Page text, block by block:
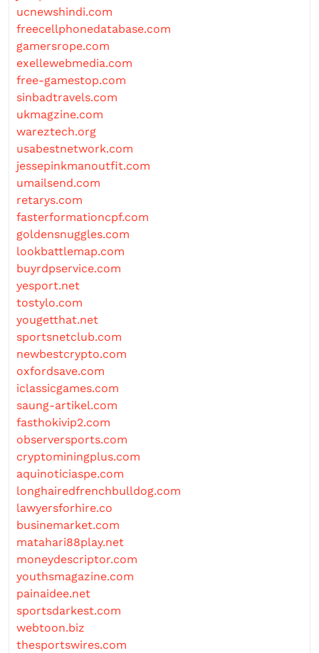
ucnewshindi.com
freecellphonedatabase.com
gamersrope.com
exellewebmedia.com
free-gamestop.com
sinbadtravels.com
ukmagzine.com
wareztech.org
usabestnetwork.com
jessepinkmanoutfit.com
umailsend.com
retarys.com
fasterformationcpf.com
goldensnuggles.com
lookbattlemap.com
buyrdpservice.com
yesport.net
tostylo.com
yougetthat.net
sportsnetclub.com
newbestcrypto.com
oxfordsave.com
iclassicgames.com
saung-artikel.com
fasthokivip2.com
observersports.com
cryptominingplus.com
aquinoticiaspe.com
longhairedfrenchbulldog.com
lawyersforhire.co
businemarket.com
matahari88play.net
moneydescriptor.com
youthsmagazine.com
painaidee.net
sportsdarkest.com
webtoon.biz
thesportswires.com